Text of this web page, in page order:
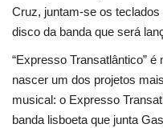
Cruz, juntam-se os
disco da banda que será
“Expresso Transatlântico”
nascer um dos projetos
musical: o Expresso
banda lisboeta que junta